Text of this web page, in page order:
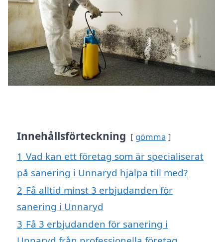
Innehållsförteckning gömma
1 Vad kan ett företag som är specialiserat
på sanering i Unnaryd hjälpa till med?
2 Få alltid minst 3 erbjudanden för
sanering i Unnaryd
3 Få 3 erbjudanden för sanering i